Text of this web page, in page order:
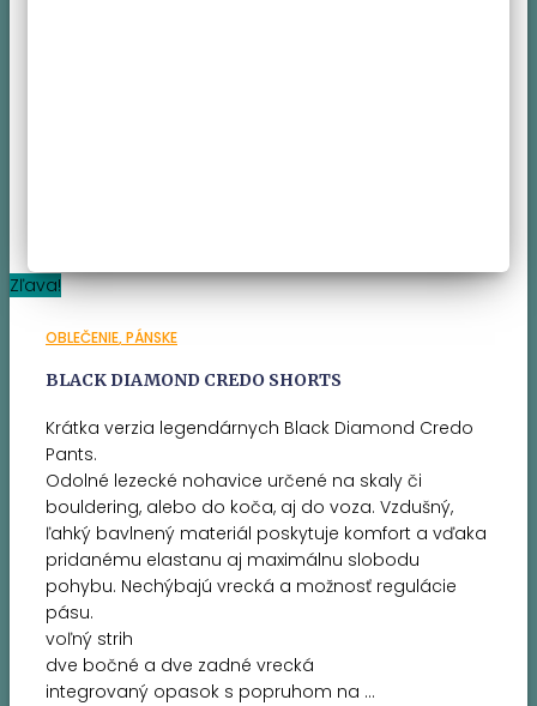
Zľava!
OBLEČENIE PÁNSKE
BLACK DIAMOND CREDO SHORTS
Krátka verzia legendárnych Black Diamond Credo
Pants.
Odolné lezecké nohavice určené na skaly či
bouldering, alebo do koča, aj do voza. Vzdušný,
ľahký bavlnený materiál poskytuje komfort a vďaka
pridanému elastanu aj maximálnu slobodu
pohybu. Nechýbajú vrecká a možnosť regulácie
pásu.
voľný strih
dve bočné a dve zadné vrecká
integrovaný opasok s popruhom na …